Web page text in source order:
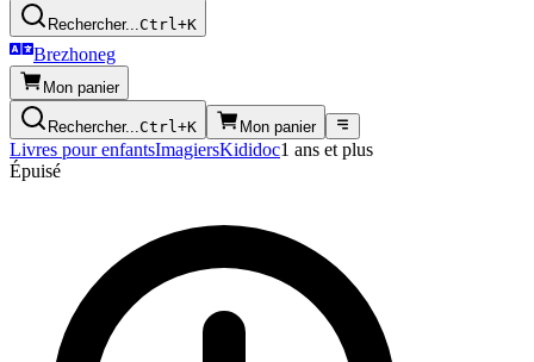
Rechercher...Ctrl+K
Brezhoneg
Mon panier
Rechercher...Ctrl+K Mon panier
Livres pour enfantsImagiersKididoc1 ans et plus
Épuisé